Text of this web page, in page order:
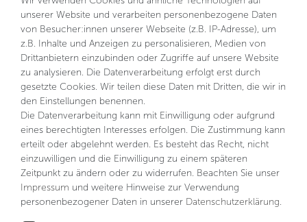
Kontakt
NEWSLETTER
VORNAME NACHNAME
Hiermit bestätige ich, dass ich dieDaten­schutz­erklärung
gelesen habe. Meine Einwilligung kann ich jederzeit
widerrufen.**
Abonnieren
** Hierbei handelt es sich um ein Pflichtfeld.
unserer Website und verarbeiten personenbezogene Daten
von Besucher:innen unserer Webseite (z.B. IP-Adresse), um
z.B. Inhalte und Anzeigen zu personalisieren, Medien von
Drittanbietern einzubinden oder Zugriffe auf unsere Website
zu analysieren. Die Datenverarbeitung erfolgt erst durch
gesetzte Cookies. Wir teilen diese Daten mit Dritten, die wir in
den Einstellungen benennen.
Die Datenverarbeitung kann mit Einwilligung oder aufgrund
eines berechtigten Interesses erfolgen. Die Zustimmung kann
erteilt oder abgelehnt werden. Es besteht das Recht, nicht
einzuwilligen und die Einwilligung zu einem späteren
Zeitpunkt zu ändern oder zu widerrufen. Beachten Sie unser
Impressum und weitere Hinweise zur Verwendung
personenbezogener Daten in unserer Daten­schutz­erklärung.